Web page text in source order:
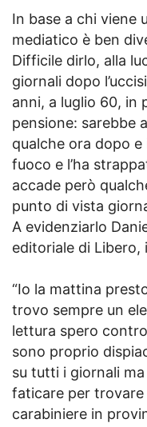
In base a chi viene
mediatico è ben
Difficile dirlo, alla
giornali dopo
anni, a luglio 60, in
pensione: sarebbe
qualche ora dopo
fuoco e l’ha
accade però
punto di vista
A evidenziarlo
editoriale di Libero,
“Io la mattina
trovo sempre un
lettura spero
sono proprio
su tutti i giornali
faticare per trovare
carabiniere in